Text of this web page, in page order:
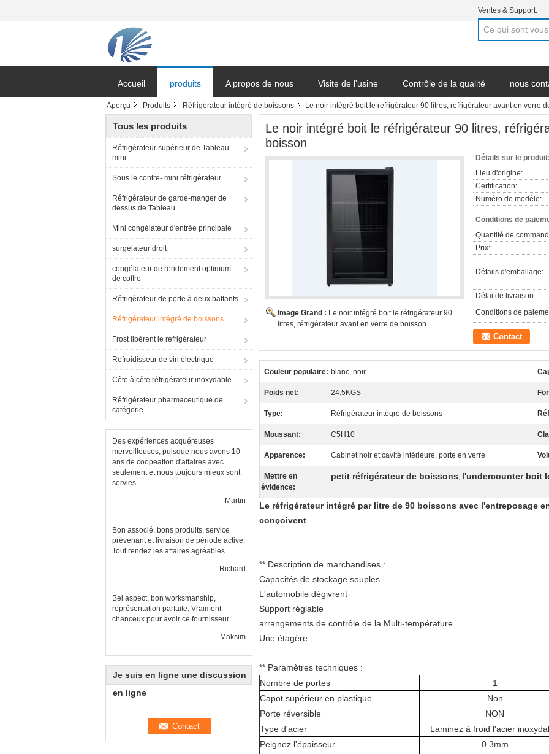
Ventes & Support:
Accueil produits A propos de nous Visite de l'usine Contrôle de la qualité nous
Aperçu Produits Réfrigérateur intégré de boissons Le noir intégré boit le réfrigérateur 90 litres, réfrigérateur avant en verre
Tous les produits
Réfrigérateur supérieur de Tableau
mini
Sous le contre- mini réfrigérateur
Réfrigérateur de garde-manger de
dessus de Tableau
Mini congélateur d'entrée principale
surgélateur droit
congélateur de rendement optimum
de coffre
Réfrigérateur de porte à deux battants
Réfrigérateur intégré de boissons
Frost libèrent le réfrigérateur
Refroidisseur de vin électrique
Côte à côte réfrigérateur inoxydable
Réfrigérateur pharmaceutique de
catégorie
Des expériences acquéreuses
merveilleuses, puisque nous avons 10
ans de coopeation d'affaires avec
seulement et nous toujours mieux sont
servies.
—— Martin
Bon associé, bons produits, service
prévenant et livraison de période active.
Tout rendez les affaires agréables.
—— Richard
Bel aspect, bon worksmanship,
représentation parfaite. Vraiment
chanceux pour avoir ce fournisseur
—— Maksim
Je suis en ligne une discussion
en ligne
Le noir intégré boit le réfrigérateur 90 litres,
boisson
Image Grand : Le noir intégré boit le réfrigérateur 90
litres, réfrigérateur avant en verre de boisson
Détails sur le produit:
Lieu d'origine:
Certification:
Numéro de modèle:
Conditions de
Quantité de
Prix:
Détails d'emballage:
Délai de livraison:
Conditions de
Contact
Couleur populaire: blanc, noir
Poids net: 24.5KGS
Type: Réfrigérateur intégré de boissons
Moussant: C5H10
Apparence: Cabinet noir et cavité intérieure, porte en verre
Mettre en
évidence:
petit réfrigérateur de boissons, l'undercounter boit
Le réfrigérateur intégré par litre de 90 boissons avec l'entreposage
conçoivent
** Description de marchandises :
Capacités de stockage souples
L'automobile dégivrent
Support réglable
arrangements de contrôle de la Multi-température
Une étagère
** Paramètres techniques :
Nombre de portes
1
Capot supérieur en plastique
Non
Porte réversible
NON
Type d'acier
Laminez à froid l'acier
Peignez l'épaisseur
0.3mm